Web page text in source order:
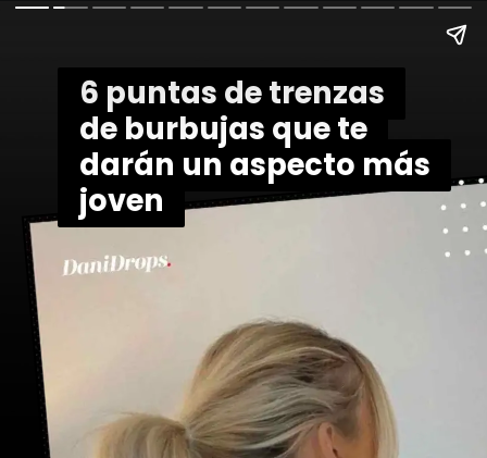
6 puntas de trenzas
de burbujas que te
darán un aspecto más
joven
6 puntas de trenzas
de burbujas que te
darán un aspecto más
joven